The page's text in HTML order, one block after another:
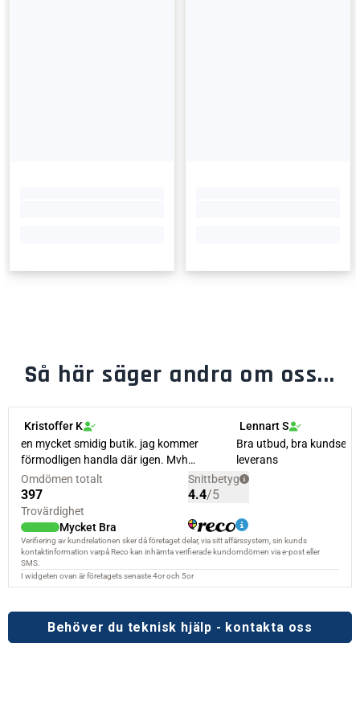
Så här säger andra om oss...
Behöver du teknisk hjälp - kontakta oss